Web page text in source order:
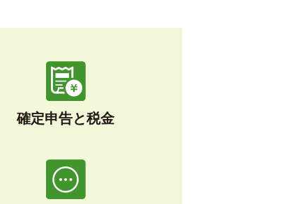
確定申告と税金